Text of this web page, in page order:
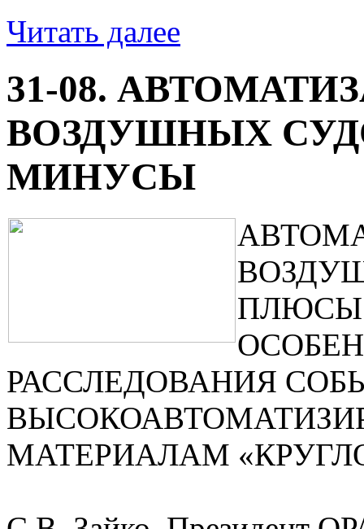
Читать далее
31-08.
ВОЗДУШНЫХ
МИНУСЫ
РАССЛЕДОВАНИЯ
МАТЕРИАЛАМ